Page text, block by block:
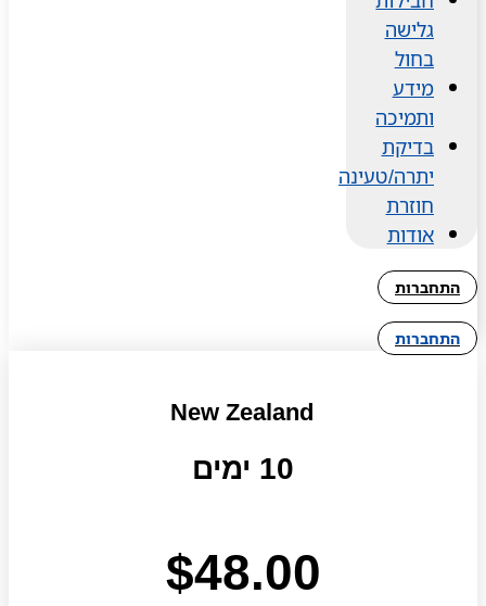
גלישה
בחול
מידע
ותמיכה
בדיקת
יתרה/טעינה
חוזרת
אודות
התחברות
התחברות
New Zealand
10 ימים
$48.00